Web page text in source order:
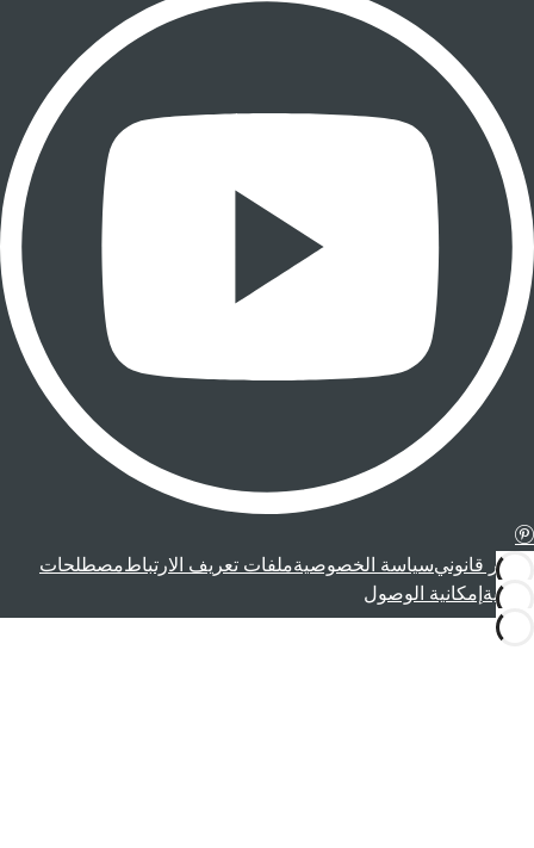
إشعار قانونيسياسة الخصوصيةملفات تعريف الارتباطمصطلحات
قانونية إمكانية الوصول